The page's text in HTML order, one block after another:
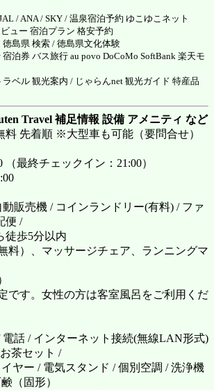
/ ANA / SKY / 温泉宿泊予約 ゆこゆこネット
ュー 宿泊プラン 格安予約
島県 検索 / 徳島県文化体験
泊券 バス旅行 au povo DoCoMo SoftBank 楽天モ
ベル 観光案内 / じゃらんnet 観光ガイド 特産品
Travel 補足情報 設備 アメニティ など
料 先着順 ※大型車も可能（要問合せ）
（最終チェックイン：21:00）
販売機 / コインランドリー(有料) / ファ
便 /
徒歩5分以内
料）、マッサージチェア、ランニングマ
です。女性の方は客室風呂をご利用くだ
電話 / インターネット接続(無線LAN形式)
茶セット /
ヤー / 電気スタンド / 個別空調 / 洗浄機
（固形）